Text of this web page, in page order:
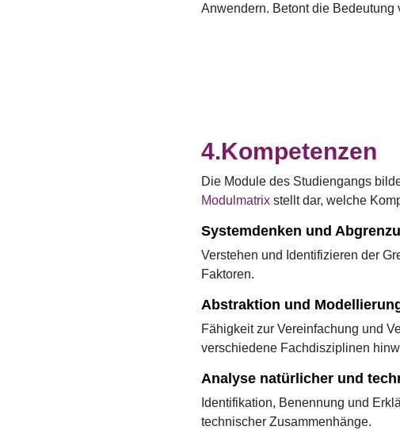
Anwendern. Betont die
Kompetenzen
Die Module des Studiengangs
Modulmatrix stellt dar, welche
Systemdenken und
Verstehen und Identifizieren der
Faktoren.
Abstraktion und
Fähigkeit zur Vereinfachung und
verschiedene Fachdisziplinen
Analyse natürlicher und
Identifikation, Benennung und
technischer Zusammenhänge.